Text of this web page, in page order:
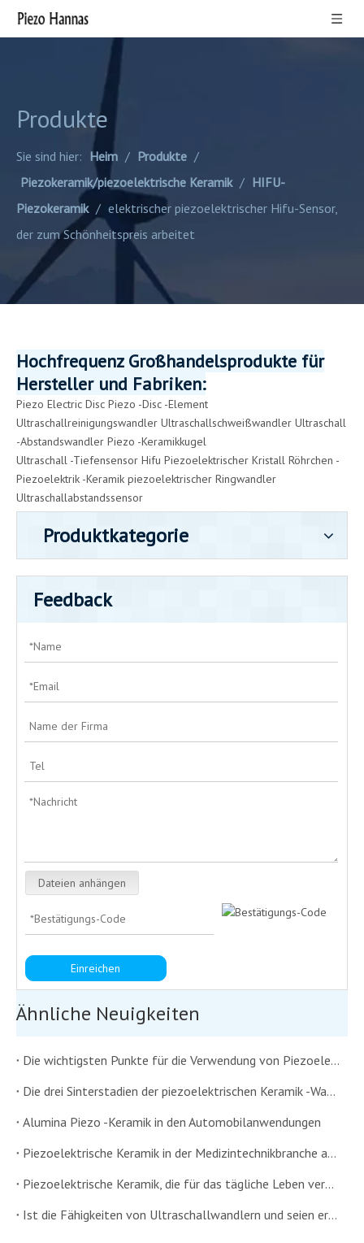
Produkte
Sie sind hier: Heim / Produkte /
Piezokeramik/piezoelektrische Keramik / HIFU-
Piezokeramik / elektrischer piezoelektrischer Hifu-Sensor,
der zum Schönheitspreis arbeitet
Hochfrequenz Großhandelsprodukte für
Hersteller und Fabriken:
Piezo Electric Disc Piezo -Disc -Element
Ultraschallreinigungswandler Ultraschallschweißwandler Ultraschall
-Abstandswandler Piezo -Keramikkugel
Ultraschall -Tiefensensor Hifu Piezoelektrischer Kristall Röhrchen -
Piezoelektrik -Keramik piezoelektrischer Ringwandler
Ultraschallabstandssensor
Produktkategorie
Feedback
Dateien anhängen
Einreichen
Ähnliche Neuigkeiten
Die wichtigsten Punkte für die Verwendung von Piezoelektrik -Keramikwandler
Die drei Sinterstadien der piezoelektrischen Keramik -Wandlerin
Alumina Piezo -Keramik in den Automobilanwendungen
Piezoelektrische Keramik in der Medizintechnikbranche angewendet
Piezoelektrische Keramik, die für das tägliche Leben verwendet wird
Ist die Fähigkeiten von Ultraschallwandlern und seien erfolgreich.